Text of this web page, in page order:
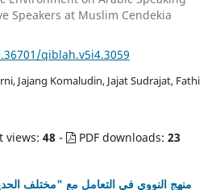
Speakers at Muslim Cendekia
qiblah.v5i4.3059
Jajang Komaludin, Jajat Sudrajat, Fathi
views:48 - PDF downloads:23
منهج النووي في التعامل مع "مختلف